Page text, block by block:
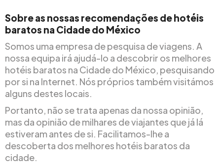
Sobre as nossas recomendações de hotéis
baratos na Cidade do México
Somos uma empresa de pesquisa de viagens. A
nossa equipa irá ajudá-lo a descobrir os melhores
hotéis baratos na Cidade do México, pesquisando
por si na Internet. Nós próprios também visitámos
alguns destes locais.
Portanto, não se trata apenas da nossa opinião,
mas da opinião de milhares de viajantes que já lá
estiveram antes de si. Facilitamos-lhe a
descoberta dos melhores hotéis baratos da
cidade.